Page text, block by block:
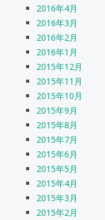
2016年4月
2016年3月
2016年2月
2016年1月
2015年12月
2015年11月
2015年10月
2015年9月
2015年8月
2015年7月
2015年6月
2015年5月
2015年4月
2015年3月
2015年2月